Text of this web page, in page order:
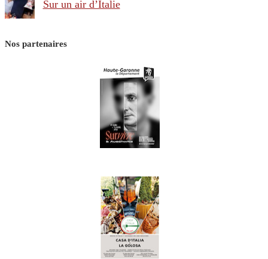
Sur un air d’Italie
Nos partenaires